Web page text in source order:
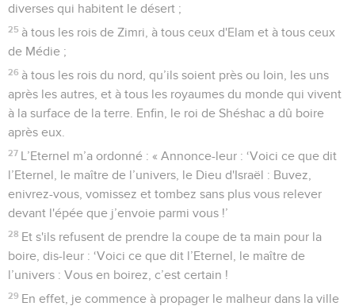
diverses qui habitent le désert ;
25 à tous les rois de Zimri, à tous ceux d'Elam et à tous ceux
de Médie ;
26 à tous les rois du nord, qu’ils soient près ou loin, les uns
après les autres, et à tous les royaumes du monde qui vivent
à la surface de la terre. Enfin, le roi de Shéshac a dû boire
après eux.
27 L’Eternel m’a ordonné : « Annonce-leur : ‘Voici ce que dit
l’Eternel, le maître de l’univers, le Dieu d'Israël : Buvez,
enivrez-vous, vomissez et tombez sans plus vous relever
devant l'épée que j’envoie parmi vous !’
28 Et s'ils refusent de prendre la coupe de ta main pour la
boire, dis-leur : ‘Voici ce que dit l’Eternel, le maître de
l’univers : Vous en boirez, c’est certain !
29 En effet, je commence à propager le malheur dans la ville